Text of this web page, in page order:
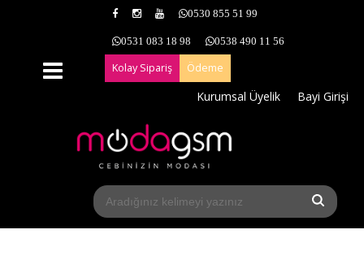
0530 855 51 99
0531 083 18 98 0538 490 11 56
Kolay Sipariş Ödeme
Kurumsal Üyelik Bayi Girişi